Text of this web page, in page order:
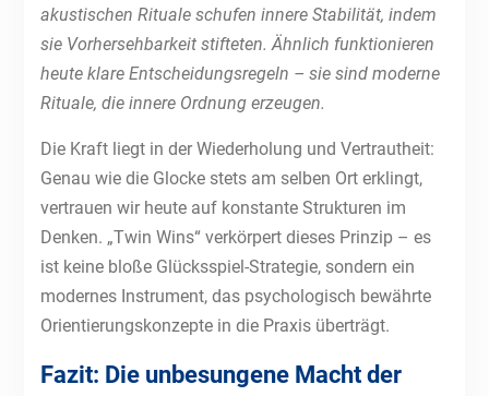
akustischen Rituale schufen innere Stabilität, indem
sie Vorhersehbarkeit stifteten. Ähnlich funktionieren
heute klare Entscheidungsregeln – sie sind moderne
Rituale, die innere Ordnung erzeugen.
Die Kraft liegt in der Wiederholung und Vertrautheit:
Genau wie die Glocke stets am selben Ort erklingt,
vertrauen wir heute auf konstante Strukturen im
Denken. „Twin Wins“ verkörpert dieses Prinzip – es
ist keine bloße Glücksspiel-Strategie, sondern ein
modernes Instrument, das psychologisch bewährte
Orientierungskonzepte in die Praxis überträgt.
Fazit: Die unbesungene Macht der